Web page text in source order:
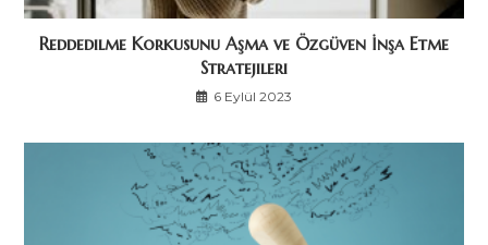
Reddedilme Korkusunu Aşma ve Özgüven İnşa Etme
Stratejileri
6 Eylül 2023